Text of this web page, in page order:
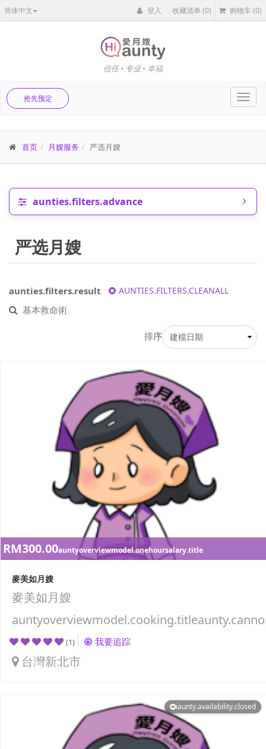
简体中文 登入 收藏清单(0) 购物车(0)
信任 • 专业 • 幸福
抢先预定
首页 月嫂服务 严选月嫂
aunties.filters.advance
严选月嫂
aunties.filters.result AUNTIES.FILTERS.CLEANALL
基本救命術
排序
RM300.00auntyoverviewmodel.onehoursalary.title
麥美如月嫂
麥美如月嫂
(1) 我要追踪
台灣新北市
iaunty.availability.closed